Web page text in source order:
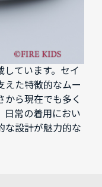
しています。セイ
えた特徴的なムー
から現在でも多く
日常の着用におい
な設計が魅力的な